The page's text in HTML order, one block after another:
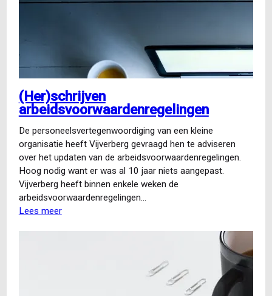
(Her)schrijven
arbeidsvoorwaardenregelingen
De personeelsvertegenwoordiging van een kleine
organisatie heeft Vijverberg gevraagd hen te adviseren
over het updaten van de arbeidsvoorwaardenregelingen.
Hoog nodig want er was al 10 jaar niets aangepast.
Vijverberg heeft binnen enkele weken de
arbeidsvoorwaardenregelingen…
Lees meerover